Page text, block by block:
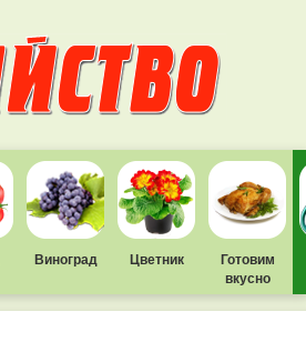
Виноград Цветник
Готовим
вкусно